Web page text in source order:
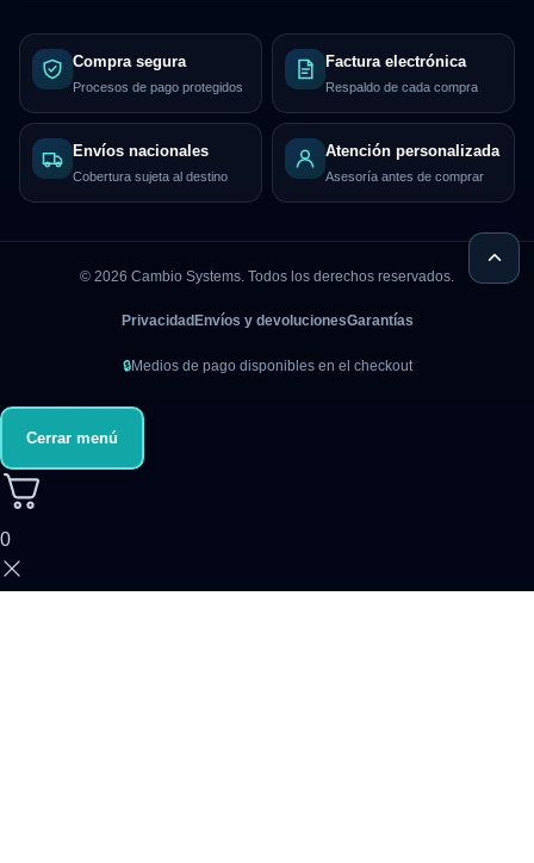
Compra segura
Procesos de pago protegidos
Factura electrónica
Respaldo de cada compra
Envíos nacionales
Cobertura sujeta al destino
Atención personalizada
Asesoría antes de comprar
© 2026 Cambio Systems. Todos los derechos reservados.
Privacidad Envíos y devolucionesGarantías
🔒Medios de pago disponibles en el checkout
Cerrar menú
0